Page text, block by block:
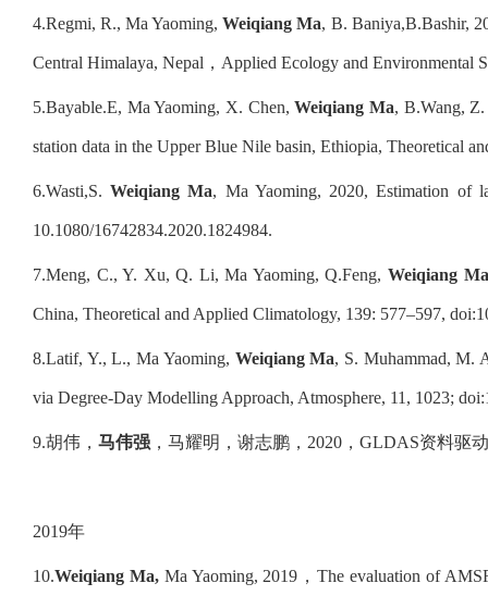
4.Regmi, R., Ma Yaoming,Weiqiang Ma, B. Baniya,B.Bashir,
Central Himalaya, Nepal ， Applied Ecology and Environmental
5.Bayable.E, Ma Yaoming, X. Chen,Weiqiang Ma, B.Wang,
station data in the Upper Blue Nile basin, Ethiopia, Theoretical
6.Wasti,S.Weiqiang Ma, Ma Yaoming, 2020, Estimation of
10.1080/16742834.2020.1824984.
7.Meng, C., Y. Xu, Q. Li, Ma Yaoming, Q.Feng, Weiqiang Ma
China, Theoretical and Applied Climatology, 139: 577–597,
8.Latif, Y., L., Ma Yaoming, Weiqiang Ma, S. Muhammad, M.
via Degree-Day Modelling Approach, Atmosphere, 11, 1023;
9.胡伟， 马伟强 ，马耀明，谢志鹏， 2020 ， GLDAS资料驱
2019年
10.Weiqiang Ma,Ma Yaoming, 2019 ，The evaluation of